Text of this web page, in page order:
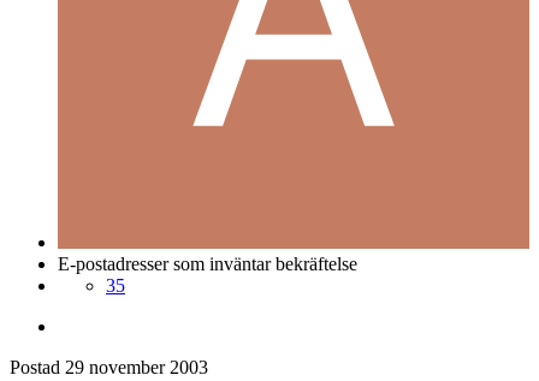
E-postadresser som inväntar bekräftelse
35
Postad 29 november 2003